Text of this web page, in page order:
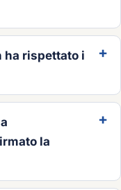
ha rispettato i
la